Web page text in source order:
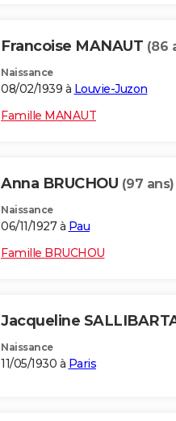
Francoise MANAUT (86
Naissance
08/02/1939 à Louvie-Juzon
Famille MANAUT
Anna BRUCHOU (97 ans)
Naissance
06/11/1927 à Pau
Famille BRUCHOU
Jacqueline
Naissance
11/05/1930 à Paris